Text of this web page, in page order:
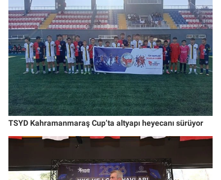
TSYD Kahramanmaraş Cup’ta altyapı heyecanı sürüyor